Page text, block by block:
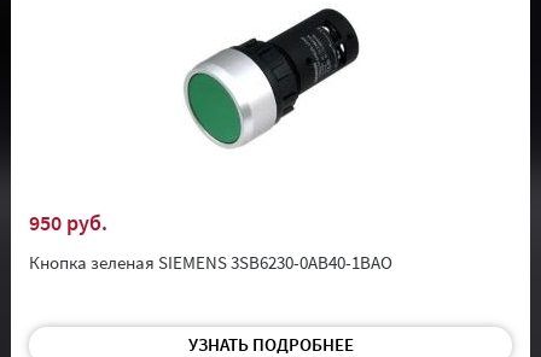
950 руб.
Кнопка зеленая SIEMENS 3SB6230-0AB40-1BAO
УЗНАТЬ ПОДРОБНЕЕ